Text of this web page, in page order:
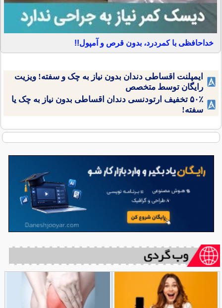
خداحافظی با کمردرد، بدون قرص و آمپول!!
ایمپلنت اقساطی دندان بدون نیاز به چک و سفته! ویزیت
رایگان توسط متخصص
۵۰٪ تخفیف ارتودنسی دندان اقساطی بدون نیاز به چک یا
سفته!